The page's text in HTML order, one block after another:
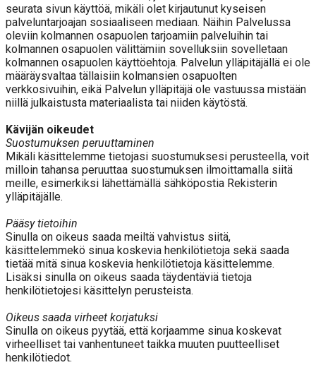
seurata sivun käyttöä, mikäli olet kirjautunut kyseisen
palveluntarjoajan sosiaaliseen mediaan. Näihin Palvelussa
oleviin kolmannen osapuolen tarjoamiin palveluihin tai
kolmannen osapuolen välittämiin sovelluksiin sovelletaan
kolmannen osapuolen käyttöehtoja. Palvelun ylläpitäjällä ei ole
määräysvaltaa tällaisiin kolmansien osapuolten
verkkosivuihin, eikä Palvelun ylläpitäjä ole vastuussa mistään
niillä julkaistusta materiaalista tai niiden käytöstä.
Kävijän oikeudet
Suostumuksen peruuttaminen
Mikäli käsittelemme tietojasi suostumuksesi perusteella, voit
milloin tahansa peruuttaa suostumuksen ilmoittamalla siitä
meille, esimerkiksi lähettämällä sähköpostia Rekisterin
ylläpitäjälle.
Pääsy tietoihin
Sinulla on oikeus saada meiltä vahvistus siitä,
käsittelemmekö sinua koskevia henkilötietoja sekä saada
tietää mitä sinua koskevia henkilötietoja käsittelemme.
Lisäksi sinulla on oikeus saada täydentäviä tietoja
henkilötietojesi käsittelyn perusteista.
Oikeus saada virheet korjatuksi
Sinulla on oikeus pyytää, että korjaamme sinua koskevat
virheelliset tai vanhentuneet taikka muuten puutteelliset
henkilötiedot.